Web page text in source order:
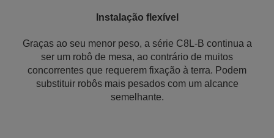
Instalação flexível
Graças ao seu menor peso, a série C8L-B continua a
ser um robô de mesa, ao contrário de muitos
concorrentes que requerem fixação à terra. Podem
substituir robôs mais pesados com um alcance
semelhante.